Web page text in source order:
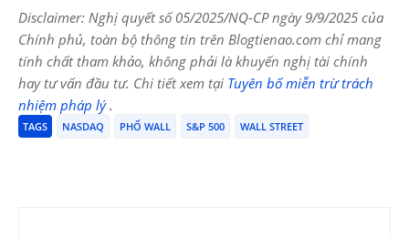
Disclaimer: Nghị quyết số 05/2025/NQ-CP ngày 9/9/2025 của
Chính phủ, toàn bộ thông tin trên Blogtienao.com chỉ mang
tính chất tham khảo, không phải là khuyến nghị tài chính
hay tư vấn đầu tư. Chi tiết xem tại Tuyên bố miễn trừ trách
nhiệm pháp lý.
TAGS NASDAQ PHỐ WALL S&P 500 WALL STREET